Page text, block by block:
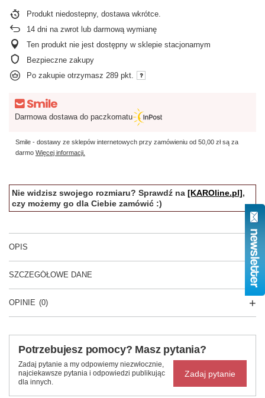
Produkt niedostepny, dostawa wkrótce
14 dni na zwrot lub darmową wymianę
Ten produkt nie jest dostępny w sklepie stacjonarnym
Bezpieczne zakupy
Po zakupie otrzymasz 289 pkt.
Darmowa dostawa do paczkomatu
Smile - dostawy ze sklepów internetowych przy zamówieniu od 50,00 złsą za
darmo Więcej informacji.
Nie widzisz swojego rozmiaru? Sprawdź na [KAROline.pl],
czy możemy go dla Ciebie zamówić :)
OPIS
SZCZEGÓŁOWE DANE
OPINIE (0)
Potrzebujesz pomocy? Masz pytania?
Zadaj pytanie a my odpowiemy niezwłocznie,
najciekawsze pytania i odpowiedzi publikując
dla innych.
Zadaj pytanie